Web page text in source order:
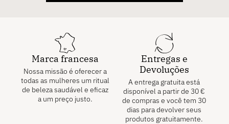
Marca francesa
Nossa missão é oferecer a
todas as mulheres um ritual
de beleza saudável e eficaz
a um preço justo.
Entregas e
Devoluções
A entrega gratuita está
disponível a partir de 30 €
de compras e você tem 30
dias para devolver seus
produtos gratuitamente.